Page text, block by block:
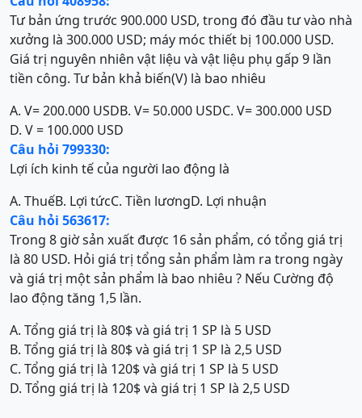
Tư bản ứng trước 900.000 USD, trong đó đầu tư vào nhà
xưởng là 300.000 USD; máy móc thiết bị 100.000 USD.
Giá trị nguyên nhiên vật liệu và vật liệu phụ gấp 9 lần
tiền công. Tư bản khả biến(V) là bao nhiêu
A. V= 200.000 USDB. V= 50.000 USDC. V= 300.000 USD
D. V = 100.000 USD
Câu hỏi 799330:
Lợi ích kinh tế của người lao động là
A. ThuếB. Lợi tứcC. Tiền lươngD. Lợi nhuận
Câu hỏi 563617:
Trong 8 giờ sản xuất được 16 sản phẩm, có tổng giá trị
là 80 USD. Hỏi giá trị tổng sản phẩm làm ra trong ngày
và giá trị một sản phẩm là bao nhiêu ? Nếu Cường độ
lao động tăng 1,5 lần.
A. Tổng giá trị là 80$ và giá trị 1 SP là 5 USD
B. Tổng giá trị là 80$ và giá trị 1 SP là 2,5 USD
C. Tổng giá trị là 120$ và giá trị 1 SP là 5 USD
D. Tổng giá trị là 120$ và giá trị 1 SP là 2,5 USD